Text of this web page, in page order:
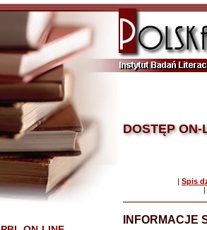
DOSTĘP
| Spis
|
INFORMACJE